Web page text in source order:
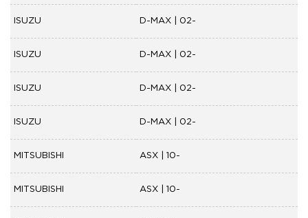
ISUZU D-MAX | 02-
ISUZU D-MAX | 02-
ISUZU D-MAX | 02-
ISUZU D-MAX | 02-
MITSUBISHI ASX | 10-
MITSUBISHI ASX | 10-